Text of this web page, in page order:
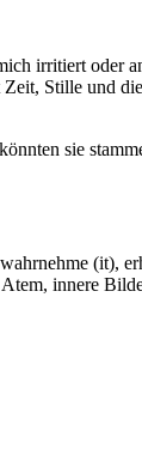
irritiert oder
Stille und
sie
(it),
innere